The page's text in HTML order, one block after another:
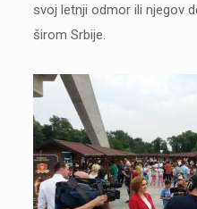
svoj letnji odmor ili njegov
širom Srbije.